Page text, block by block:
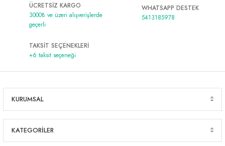
ÜCRETSİZ KARGO
3000₺ ve üzeri alışverişlerde
geçerli
WHATSAPP DESTEK
5413185978
TAKSİT SEÇENEKLERİ
+6 taksit seçeneği
KURUMSAL
KATEGORİLER